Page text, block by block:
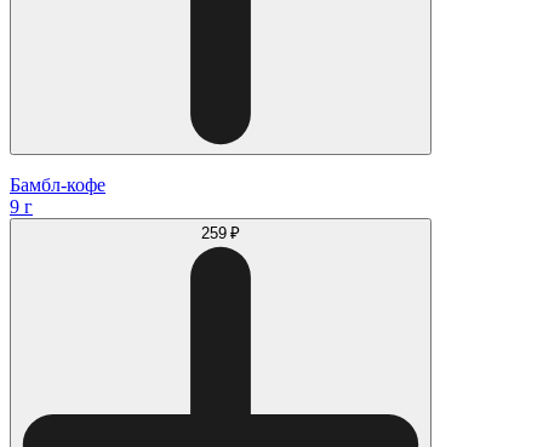
Бамбл-кофе
9 г
259 ₽